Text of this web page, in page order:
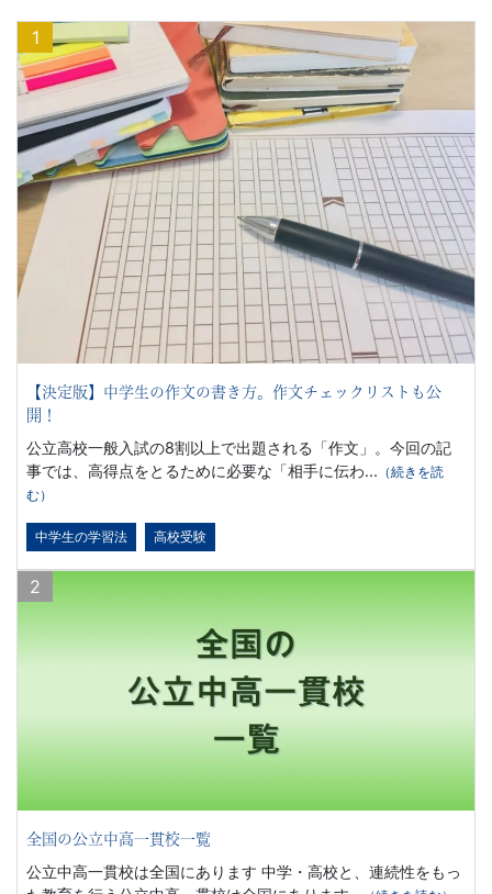
安
解
消・
今
す
ぐ
組
め
る
ノ
ウ
ウ
で、
皆
2026.07.23
高校受験の勉強はいつから始める？合格
者263人のデータから見えた理想のスケ
ジュール
2026.06.10
【中学生向け】国語が得意な人がやって
いる勉強法とは？会員アンケート結果を
大公開。
2026.06.03
【中学生向け】数学が得意な人がやって
いる勉強法とは？会員アンケート結果を
大公開。
【2027年度版】早稲田大学「総合型選
抜」入試基本情報
2026.07.16
【2026年度入試】東京科学大学 英語
2026.07.16
【2026年度入試】九州大学 英語
新着記事一覧へ
デコ活について知ろう
2024.07.03
教科「情報」をどう学ぶ？ 第3回
2024.05.31
教科「情報」をどう学ぶ？ 第2回
新着記事一覧へ
1
【決定版】中学生の作文の書き方。作文チェックリストも公
開！
公立高校一般入試の8割以上で出題される「作文」。今回の記
事では、高得点をとるために必要な「相手に伝わ... （続きを読
む）
中学生の学習法 高校受験
2
全国の公立中高一貫校一覧
公立中高一貫校は全国にあります 中学・高校と、連続性をもっ